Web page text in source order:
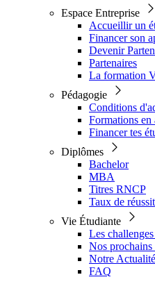
Espace Entreprise
Accueillir un
Financer son
Devenir
Partenaires
La formation
Pédagogie
Conditions
Formations en
Financer tes
Diplômes
Bachelor
MBA
Titres RNCP
Taux de
Vie Étudiante
Les
Nos prochains
Notre Actualité
FAQ